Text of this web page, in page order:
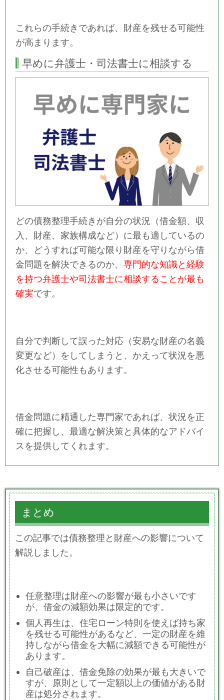
これらの手続きであれば、財産を残せる可能性
が高まります。
早めに弁護士・司法書士に相談する
どの債務整理手続きが自分の状況（借金額、収
入、財産、家族構成など）に最も適しているの
か、どうすれば可能な限り財産を守りながら借
金問題を解決できるのか、 専門的な知識と経験
を持つ弁護士や司法書士に相談することが最も
確実です。
自分で判断して誤った対応（安易な財産の名義
変更など）をしてしまうと、かえって状況を悪
化させる可能性もあります。
借金問題に精通した専門家であれば、状況を正
確に把握し、最適な解決策と具体的なアドバイ
スを提供してくれます。
まとめ
この記事では債務整理と財産への影響について
解説しました。
任意整理は財産への影響が最も小さいです
が、借金の減額効果は限定的です。
個人再生は、住宅ローン特則を使えば持ち家
を残せる可能性があるなど、一定の財産を維
持しながら借金を大幅に減額できる可能性が
あります。
自己破産は、借金免除の効果が最も大きいで
すが、原則として一定額以上の価値がある財
産は処分されます。